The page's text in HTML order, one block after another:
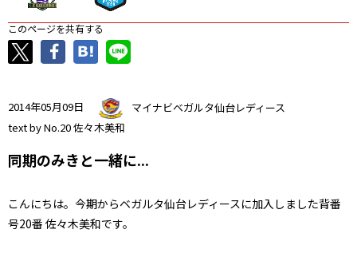
このページを共有する
2014年05月09日
マイナビベガルタ仙台レディース
text by No.20 佐々木美和
同期のみきと一緒に...
こんにちは。今期からベガルタ仙台レディースに加入しました背番
号20番 佐々木美和です。